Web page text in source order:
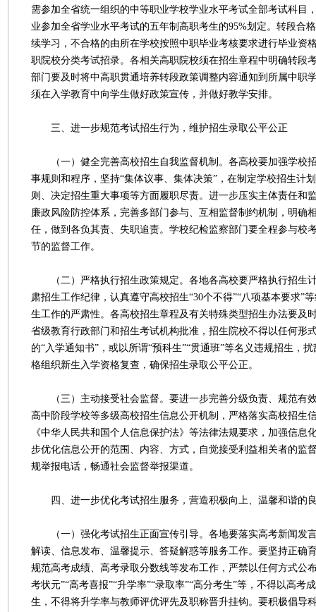
需参加全省统一组织的中等职业学校学业水平考试全部考试科目
业参加全省学业水平考试的五年制高职考生的95%划定。转段合
续学习，不合格的由所在学校按照中职毕业考核要求进行毕业资
职院校分类考试招录。各相关高职院校须在招生章程中明确转段
部门要及时将中高职贯通培养转段政策调整内容通知到所属中职
须在入学教育中向学生做好政策宣传，并做好教学安排。
三、进一步规范考试招生行为，维护招生录取公平公正
（一）健全完善高校招生自我监督机制。各高校要加强学校
事规则和程序，坚持“集体议事、集体决策”，在制定学校招生计
则、决定招生重大事项等方面履职尽责。进一步压实主体责任和
廉政风险防控体系，完善多部门参与、互相监督制约机制，明确
任，做到各负其责、失职追责。学校纪检监察部门要全程参与校
节的监督工作。
（二）严格执行招生政策规定。各地各高校要严格执行招生
肃招生工作纪律，认真遵守高校招生“30个不得”“八项基本要求”
生工作的严肃性。各高校招生章程及有关特殊类型招生办法要及
省级教育行政部门和招生考试机构批准，招生院校不得以任何形
的“入学通知书”，或以所谓“预科生”“贯通班”等名义违规招生，
格组织新生入学资格复查，确保招生录取公平公正。
（三）主动接受社会监督。要进一步完善分级负责、规范有
高中阶段学校等多级高校招生信息公开机制，严格落实高校招生
《中华人民共和国个人信息保护法》等法律法规要求，加强信息
步优化信息公开的范围、内容、方式，自觉接受利益相关者的监
规举报电话，畅通社会监督举报渠道。
四、进一步优化考试招生服务，营造积极向上、温馨和谐的
（一）强化考试招生正面宣传引导。各地要落实高考新闻发
解读、信息发布、温馨提示、答疑解惑等服务工作。要坚持正确
规范高考成绩、高考录取分数线等发布工作，严禁以任何方式公
考状元”“高考喜报”“升学率”“录取率”“高分考生”等，不得以高考
生，不得将升学率与教师评优评先及职称晋升挂钩。要积极倡导